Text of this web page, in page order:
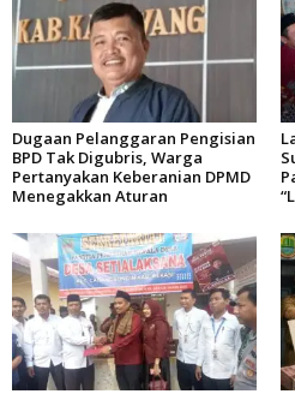
Dugaan Pelanggaran Pengisian
BPD Tak Digubris, Warga
Pertanyakan Keberanian DPMD
Menegakkan Aturan